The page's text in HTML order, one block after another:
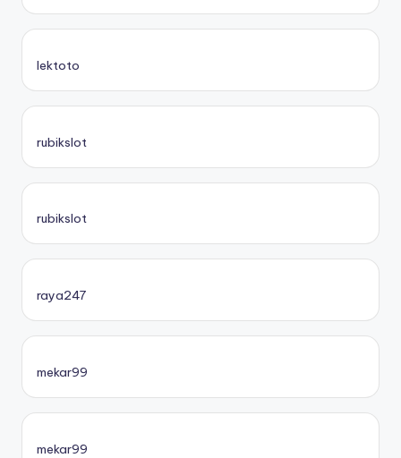
lektoto
rubikslot
rubikslot
raya247
mekar99
mekar99